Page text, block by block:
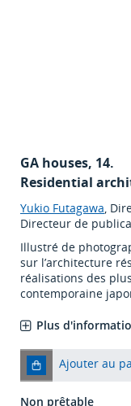
GA houses, 14.
Residential
Yukio Futagawa,
Directeur de
Illustré de
sur l’architecture
réalisations des
contemporaine
Plus
Ajouter au
Non prêtable